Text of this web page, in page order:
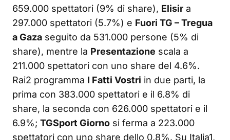
659.000 spettatori (9% di share), Elisir a
297.000 spettatori (5.7%) e Fuori TG – Tregua
a Gaza seguito da 531.000 persone (5% di
share), mentre la Presentazione scala a
211.000 spettatori con uno share del 4.6%.
Rai2 programma I Fatti Vostri in due parti, la
prima con 383.000 spettatori e il 6.8% di
share, la seconda con 626.000 spettatori e il
6.9%; TGSport Giorno si ferma a 223.000
spettatori con uno share dello 0.8%. Su Italia1,